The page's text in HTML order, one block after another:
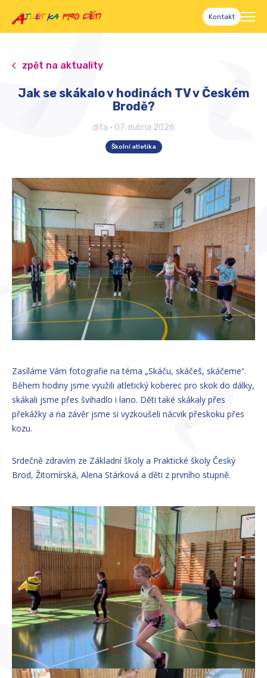
Kontakt
zpět na aktuality
Jak se skákalo v hodinách TV v Českém
Brodě?
dita • 07. dubna 2026
Školní atletika
Zasíláme Vám fotografie na téma „Skáču, skáčeš, skáčeme“.
Během hodiny jsme využili atletický koberec pro skok do dálky,
skákali jsme přes švihadlo i lano. Děti také skákaly přes
překážky a na závěr jsme si vyzkoušeli nácvik přeskoku přes
kozu.
Srdečně zdravím ze Základní školy a Praktické školy Český
Brod, Žitomírská, Alena Stárková a děti z prvního stupně.